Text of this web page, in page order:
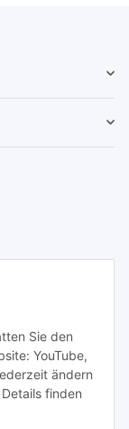
Sie den
YouTube,
ändern
finden